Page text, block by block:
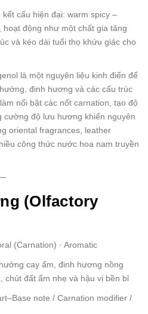
cấu hiện đại: warm spicy –
động như một chất gia tăng
và kéo dài tuổi thọ khứu giác cho
là một nguyên liệu kinh điển để
đinh hương và các cấu trúc
nổi bật các nốt carnation, tạo độ
cường độ lưu hương khiến nguyên
oriental fragrances, leather
công thức nước hoa nam truyền
(Olfactory
(Carnation) · Aromatic
cay ấm, đinh hương nồng
chút đất ẩm nhẹ và hậu vị bền bỉ
note / Carnation modifier /